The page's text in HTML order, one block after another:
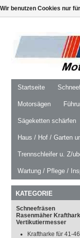
Startseite
Motorsägen
Sägeketten schärfen
Haus / Hof / Garten
Trennschleifer u. Z/
Wartung / Pflege /
KATEGORIE
Schneefräsen
Rasenmäher
Vertikutiermesser
Kraftharke für 41-
Wir benutzen Cookies nur